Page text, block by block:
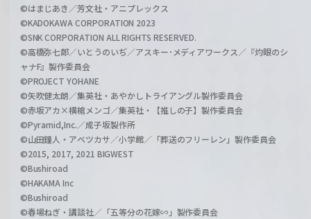
©はまじあき／芳文社・アニプレックス
©KADOKAWA CORPORATION 2023
©SNK CORPORATION ALL RIGHTS RESERVED.
©高橋弥七郎／いとうのいぢ／アスキー･メディアワークス／『灼眼のシ
ャナF』製作委員会
©PROJECT YOHANE
©矢吹健太朗／集英社・あやかしトライアングル製作委員会
©赤坂アカ×横槍メンゴ／集英社・【推しの子】製作委員会
©Pyramid,Inc.／成子坂製作所
©山田鐘人・アベツカサ／小学館／「葬送のフリーレン」製作委員会
©2015, 2017, 2021 BIGWEST
©Bushiroad
©HAKAMA Inc
©Bushiroad
©春場ねぎ・講談社／「五等分の花嫁∽」製作委員会